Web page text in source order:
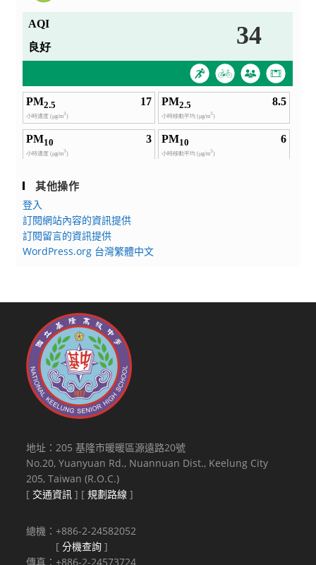
其他操作
登入
訂閱網站內容的資訊提供
訂閱留言的資訊提供
WordPress.org 台灣繁體中文
地址：205 基隆市暖暖區源遠路20號
No.20, Yuanyuan Rd., Nuannuan Dist., Keelung City
205, Taiwan (R.O.C.)
[ 交通資訊 ] [規劃路線 ]
總機：+886-2-24582052
[分機查詢 ]
傳真：+886-2-24573724